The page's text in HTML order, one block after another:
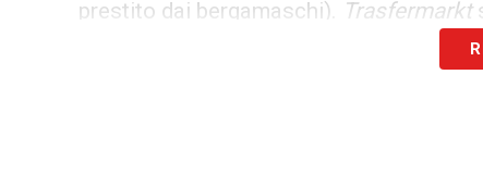
prestito dai bergamaschi).
Trasfermarkt
cifre non proibitive per il club sardo. Vi